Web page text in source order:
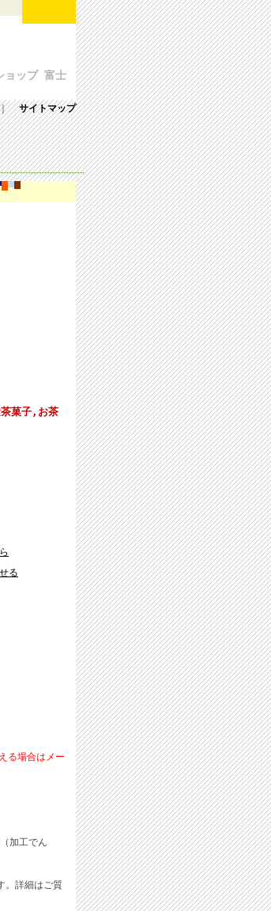
ョップ 富士
サイトマップ
菓子,お茶
る
る場合はメー
加工でん
。詳細はご質